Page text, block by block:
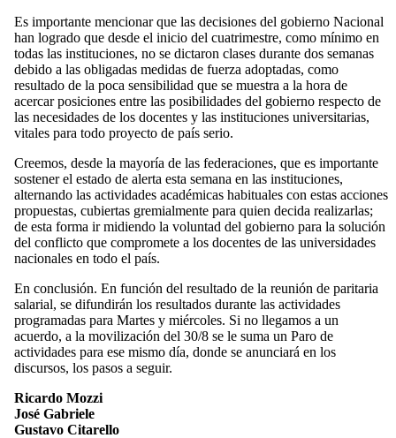
Es importante mencionar que las decisiones del gobierno Nacional
han logrado que desde el inicio del cuatrimestre, como mínimo en
todas las instituciones, no se dictaron clases durante dos semanas
debido a las obligadas medidas de fuerza adoptadas, como
resultado de la poca sensibilidad que se muestra a la hora de
acercar posiciones entre las posibilidades del gobierno respecto de
las necesidades de los docentes y las instituciones universitarias,
vitales para todo proyecto de país serio.
Creemos, desde la mayoría de las federaciones, que es importante
sostener el estado de alerta esta semana en las instituciones,
alternando las actividades académicas habituales con estas acciones
propuestas, cubiertas gremialmente para quien decida realizarlas;
de esta forma ir midiendo la voluntad del gobierno para la solución
del conflicto que compromete a los docentes de las universidades
nacionales en todo el país.
En conclusión. En función del resultado de la reunión de paritaria
salarial, se difundirán los resultados durante las actividades
programadas para Martes y miércoles. Si no llegamos a un
acuerdo, a la movilización del 30/8 se le suma un Paro de
actividades para ese mismo día, donde se anunciará en los
discursos, los pasos a seguir.
Ricardo Mozzi
José Gabriele
Gustavo Citarello